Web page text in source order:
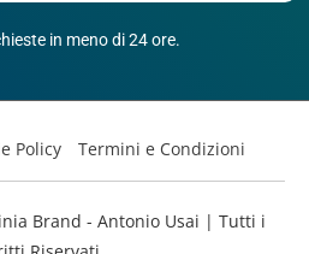
in meno di 24 ore.
Policy Termini e Condizioni
Brand - Antonio Usai | Tutti i